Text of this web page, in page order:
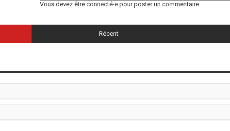
Vous devez être connecté-epour poster un commentaire
Récent